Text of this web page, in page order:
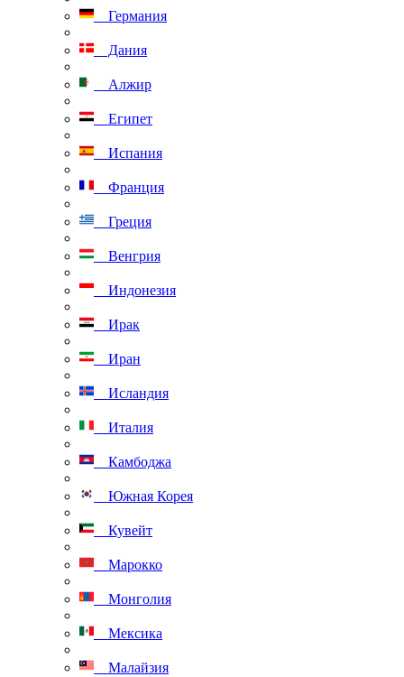
Германия
Дания
Алжир
Египет
Испания
Франция
Греция
Венгрия
Индонезия
Ирак
Иран
Исландия
Италия
Камбоджа
Южная Корея
Кувейт
Марокко
Монголия
Мексика
Малайзия